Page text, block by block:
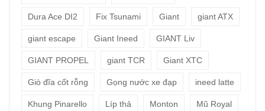
Dura Ace DI2 Fix Tsunami Giant giant ATX
giant escape Giant Ineed GIANT Liv
GIANT PROPEL giant TCR Giant XTC
Giò đĩa cốt rỗng Gọng nước xe đạp ineed latte
Khung Pinarello Líp thả Monton Mũ Royal